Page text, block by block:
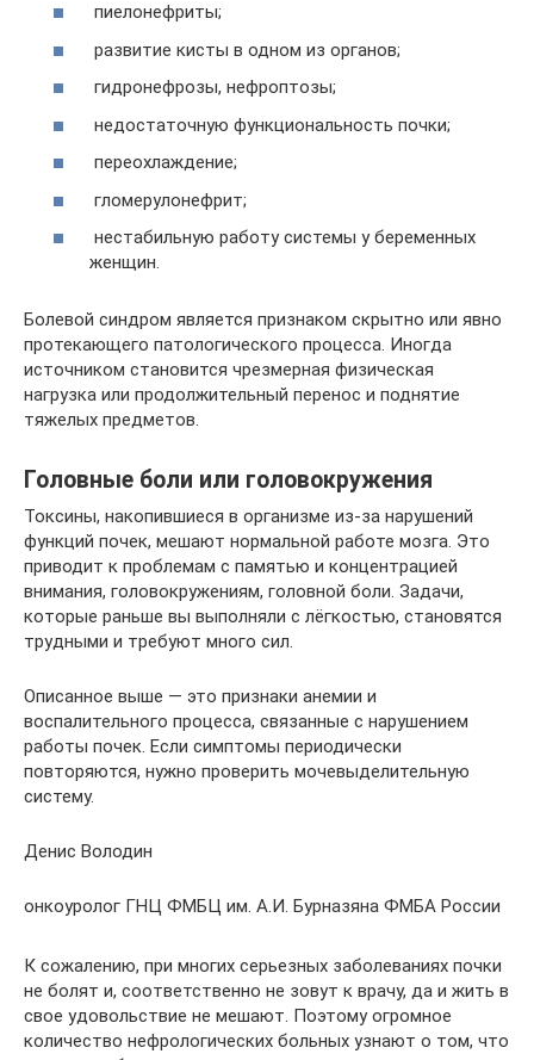
пиелонефриты;
развитие кисты в одном из органов;
гидронефрозы, нефроптозы;
недостаточную функциональность почки;
переохлаждение;
гломерулонефрит;
нестабильную работу системы у беременных
женщин.
Болевой синдром является признаком скрытно или явно
протекающего патологического процесса. Иногда
источником становится чрезмерная физическая
нагрузка или продолжительный перенос и поднятие
тяжелых предметов.
Головные боли или головокружения
Токсины, накопившиеся в организме из-за нарушений
функций почек, мешают нормальной работе мозга. Это
приводит к проблемам с памятью и концентрацией
внимания, головокружениям, головной боли. Задачи,
которые раньше вы выполняли с лёгкостью, становятся
трудными и требуют много сил.
Описанное выше — это признаки анемии и
воспалительного процесса, связанные с нарушением
работы почек. Если симптомы периодически
повторяются, нужно проверить мочевыделительную
систему.
Денис Володин
онкоуролог ГНЦ ФМБЦ им. А.И. Бурназяна ФМБА России
К сожалению, при многих серьезных заболеваниях почки
не болят и, соответственно не зовут к врачу, да и жить в
свое удовольствие не мешают. Поэтому огромное
количество нефрологических больных узнают о том, что